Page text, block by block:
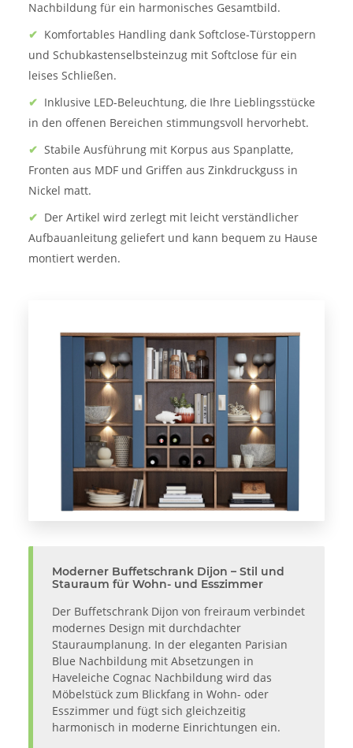
Nachbildung für ein harmonisches Gesamtbild.
✔ Komfortables Handling dank Softclose-Türstoppern
und Schubkastenselbsteinzug mit Softclose für ein
leises Schließen.
✔ Inklusive LED-Beleuchtung, die Ihre Lieblingsstücke
in den offenen Bereichen stimmungsvoll hervorhebt.
✔ Stabile Ausführung mit Korpus aus Spanplatte,
Fronten aus MDF und Griffen aus Zinkdruckguss in
Nickel matt.
✔ Der Artikel wird zerlegt mit leicht verständlicher
Aufbauanleitung geliefert und kann bequem zu Hause
montiert werden.
Moderner Buffetschrank Dijon – Stil und
Stauraum für Wohn- und Esszimmer
Der Buffetschrank Dijon von freiraum verbindet
modernes Design mit durchdachter
Stauraumplanung. In der eleganten Parisian
Blue Nachbildung mit Absetzungen in
Haveleiche Cognac Nachbildung wird das
Möbelstück zum Blickfang in Wohn- oder
Esszimmer und fügt sich gleichzeitig
harmonisch in moderne Einrichtungen ein.